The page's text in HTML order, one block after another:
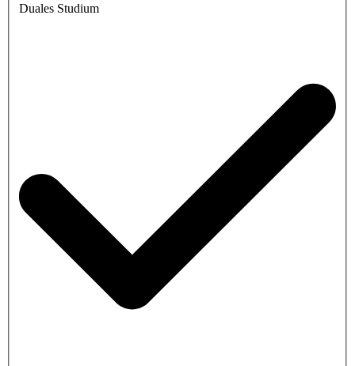
Duales Studium